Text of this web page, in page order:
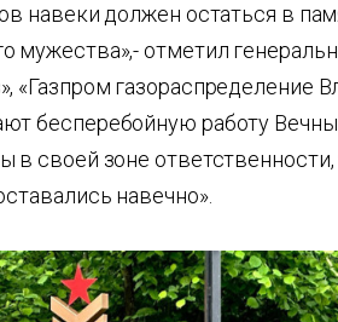
навеки должен остаться в
мужества»,- отметил
«Газпром газораспределение
бесперебойную работу
в своей зоне
навечно».